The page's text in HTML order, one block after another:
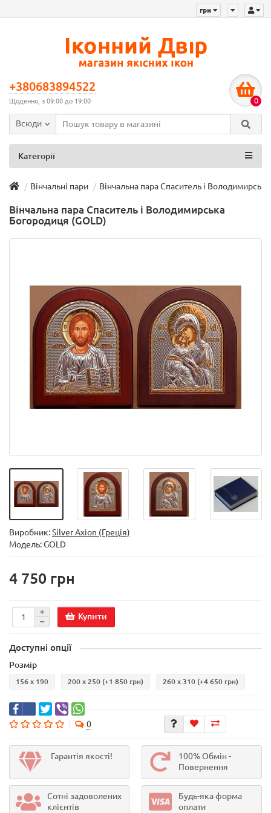
грн
+380683894522
Щоденно, з 09:00 до 19:00 0
Всюди
Категорії
Вінчальні пари Вінчальна пара Спаситель і
Вінчальна пара Спаситель і Володимирська
Богородиця (GOLD)
Виробник:Silver Axion (Греція)
Модель:GOLD
4 750 грн
Купити
Доступні опції
Розмір
156 х 190 200 х 250 (+1 850 грн) 260 х 310 (+4 650 грн)
0
Гарантія якості!
100% Обмін -
Повернення
Сотні задоволених
клієнтів
Будь-яка форма
оплати